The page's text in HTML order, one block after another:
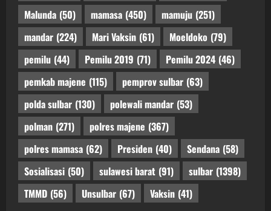
Malunda (50) mamasa (450) mamuju (251)
mandar (224) Mari Vaksin (61) Moeldoko (79)
pemilu (44) Pemilu 2019 (71) Pemilu 2024 (46)
pemkab majene (115) pemprov sulbar (63)
polda sulbar (130) polewali mandar (53)
polman (271) polres majene (367)
polres mamasa (62) Presiden (40) Sendana (58)
Sosialisasi (50) sulawesi barat (91) sulbar (1398)
TMMD (56) Unsulbar (67) Vaksin (41)